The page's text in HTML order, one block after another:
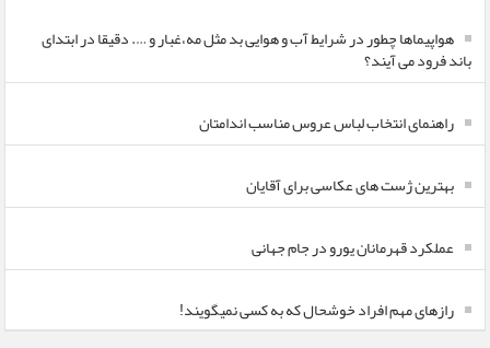
هواپیماها چطور در شرایط آب و هوایی بد مثل مه،غبار و …. دقیقا در ابتدای
باند فرود می آیند؟
راهنمای انتخاب لباس عروس مناسب اندامتان
بهترین ژست های عکاسی برای آقایان
عملکرد قهرمانان یورو در جام جهانی
رازهای مهم افراد خوشحال که به کسی نمیگویند!